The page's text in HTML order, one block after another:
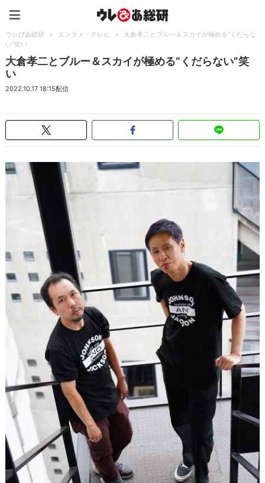
ウレぴあ総研 > エンタメ・テレビ >
大倉孝二とブルー＆スカイが極める“くだらな
い”笑い
大倉孝二とブルー＆スカイが極める“くだらない”笑
い
2022.10.17 18:15配信